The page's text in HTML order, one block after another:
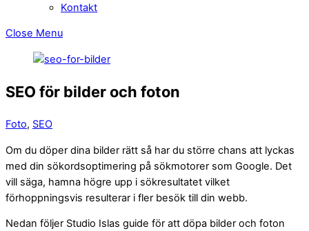
Kontakt
Close Menu
SEO för bilder och foton
Foto, SEO
Om du döper dina bilder rätt så har du större chans att lyckas
med din sökordsoptimering på sökmotorer som Google. Det
vill säga, hamna högre upp i sökresultatet vilket
förhoppningsvis resulterar i fler besök till din webb.
Nedan följer Studio Islas guide för att döpa bilder och foton